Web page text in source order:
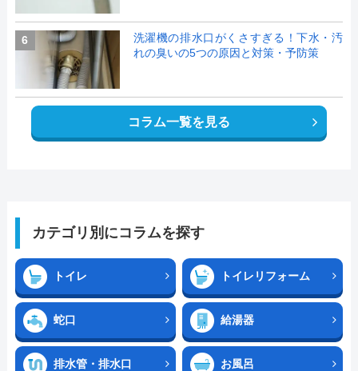
6
洗濯機の排水口がくさすぎる！下水・汚
れの臭いの5つの原因と対策・予防策
コラム一覧を見る
カテゴリ別にコラムを探す
トイレ トイレリフォーム
蛇口 給湯器
排水管・排水口 お風呂